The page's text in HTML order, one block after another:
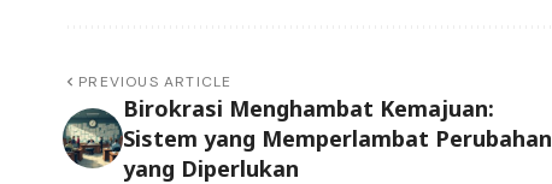
PREVIOUS ARTICLE
Birokrasi Menghambat Kemajuan:
Sistem yang Memperlambat Perubahan
yang Diperlukan